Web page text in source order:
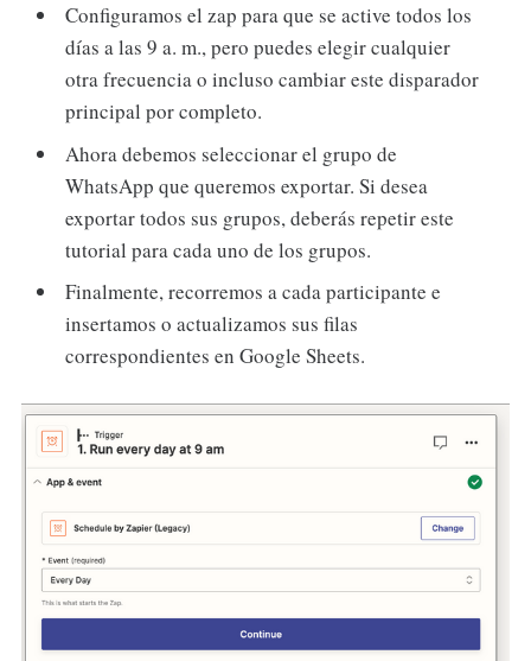
Configuramos el zap para que se active todos los
días a las 9 a. m., pero puedes elegir cualquier
otra frecuencia o incluso cambiar este disparador
principal por completo.
Ahora debemos seleccionar el grupo de
WhatsApp que queremos exportar. Si desea
exportar todos sus grupos, deberás repetir este
tutorial para cada uno de los grupos.
Finalmente, recorremos a cada participante e
insertamos o actualizamos sus filas
correspondientes en Google Sheets.